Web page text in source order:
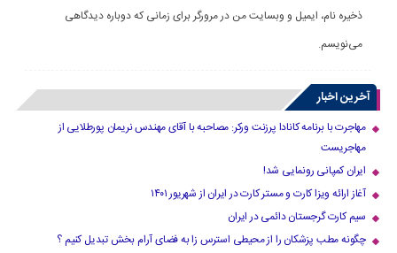
ذخیره نام، ایمیل و وبسایت من در مرورگر برای زمانی که دوباره دیدگاهی
می‌نویسم.
آخرین اخبار
مهاجرت با برنامه کانادا پرزنت ورکر: مصاحبه با آقای مهندس نریمان پورطلایی از
مهاجریست
ایران کمپانی رونمایی شد!
آغاز ارائه ویزا کارت و مستر کارت در ایران از شهریور ۱۴۰۱
سیم کارت گرجستان دائمی در ایران
چگونه مطب پزشکان را از محیطی استرس زا به فضای آرام بخش تبدیل کنیم ؟